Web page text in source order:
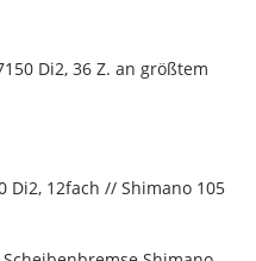
Di2, 36 Z. an größtem
Di2, 12fach // Shimano 105